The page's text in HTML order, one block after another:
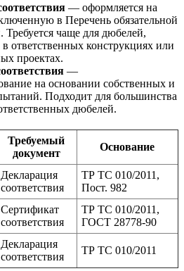
— оформляется на
в Перечень обязательной
Требуется чаще для дюбелей,
ответственных конструкциях или
проектах.
—
на основании собственных и
Подходит для большинства
дюбелей.
Требуемый
документ
Основание
Декларация
соответствия
ТР ТС 010/2011,
Пост. 982
Сертификат
соответствия
ТР ТС 010/2011,
ГОСТ 28778-90
Декларация
соответствия
ТР ТС 010/2011